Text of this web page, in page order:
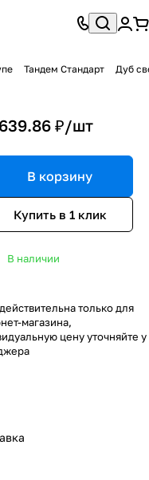
Тандем Стандарт Дуб
₽/шт
В корзину
Купить в 1 клик
В наличии
только для
магазина,
цену уточняйте у